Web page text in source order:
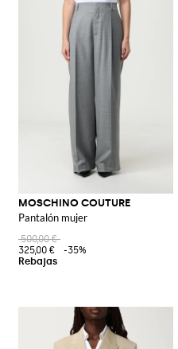
MOSCHINO COUTURE
Pantalón mujer
500,00 €
325,00 €
-35%